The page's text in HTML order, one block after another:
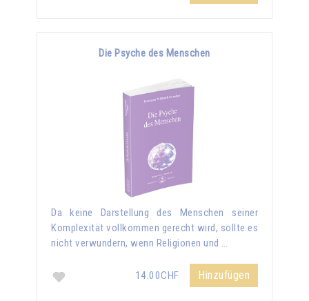
Die Psyche des Menschen
Da keine Darstellung des Menschen seiner
Komplexität vollkommen gerecht wird, sollte es
nicht verwundern, wenn Religionen und …
14.00CHF Hinzufügen